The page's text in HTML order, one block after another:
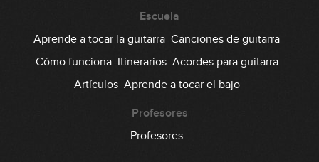
Escuela
Aprende a tocar la guitarra Canciones de guitarra
Cómo funciona Itinerarios Acordes para guitarra
Artículos Aprende a tocar el bajo
Profesores
Profesores